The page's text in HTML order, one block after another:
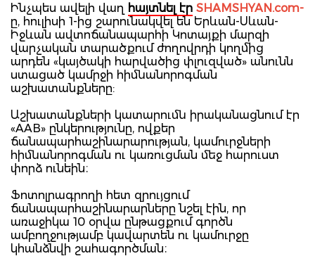
Ինչպես ավելի վաղ հայտնել էր SHAMSHYAN.com-
ը, հուլիսի 1-ից շարունակվել են Երևան-Սևան-
Իջևան ավտոճանապարհի Կոտայքի մարզի
վարչական տարածքում ժողովրդի կողմից
արդեն «կայծակի հարվածից փլուզված» անունն
ստացած կամրջի հիմնանորոգման
աշխատանքները:
Աշխատանքների կատարումն իրականացնում էր
«AAB» ընկերությունը, ովքեր
ճանապարհաշինարարության, կամուրջների
հիմնանորոգման ու կառուցման մեջ հարուստ
փորձ ունեին։
Ֆոտոլրագրողի հետ զրույցում
ճանապարհաշինարարները նշել էին, որ
առաջիկա 10 օրվա ընթացքում գործն
ամբողջությամբ կավարտեն ու կամուրջը
կհանձնվի շահագործման։